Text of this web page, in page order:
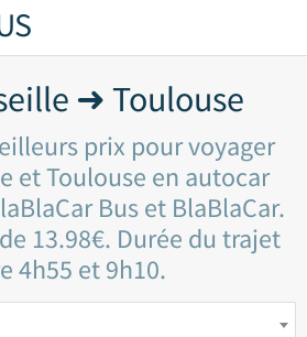
➜ Toulouse
prix pour voyager
et Toulouse en autocar
Bus et BlaBlaCar.
13.98€. Durée du trajet
4h55 et 9h10.